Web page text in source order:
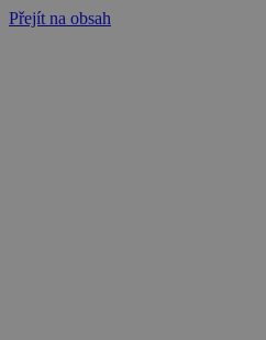
Přejít na obsah